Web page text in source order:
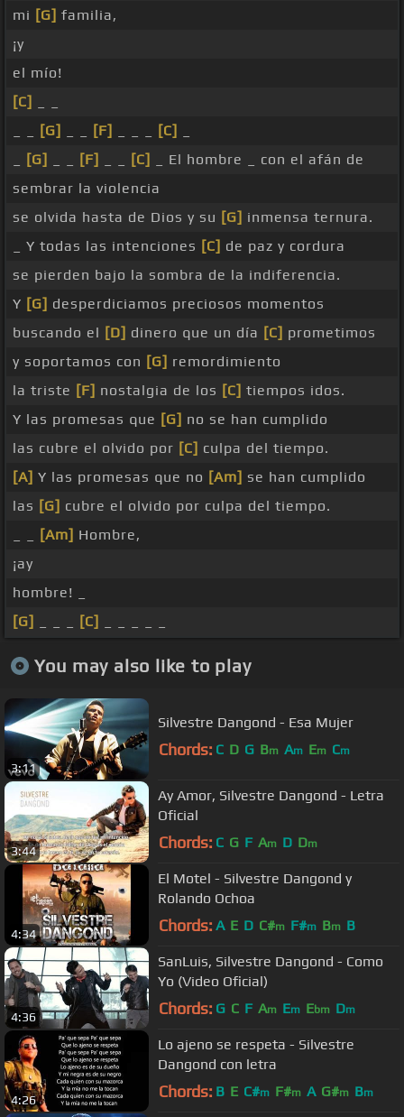
mi [G] familia,
¡y
el mío!
[C]
[G] [F] [C]
[G] [F] [C]
_ El hombre _ con el afán de
sembrar la violencia
se olvida hasta de Dios y su [G] inmensa ternura.
_ Y todas las intenciones [C] de paz y cordura
se pierden bajo la sombra de la indiferencia.
Y [G] desperdiciamos preciosos momentos
buscando el [D] dinero que un día [C] prometimos
y soportamos con [G] remordimiento
la triste [F] nostalgia de los [C] tiempos idos.
Y las promesas que [G] no se han cumplido
las cubre el olvido por [C] culpa del tiempo.
[A] Y las promesas que no [Am] se han cumplido
las [G] cubre el olvido por culpa del tiempo.
[Am] Hombre,
¡ay
hombre! _
[G]
[C]
You may also like to play
3:11
Silvestre Dangond - Esa Mujer
Chords: C D G Bm Am Em Cm
3:44
Ay Amor, Silvestre Dangond - Letra
Oficial
Chords: C G F Am D Dm
4:34
El Motel - Silvestre Dangond y
Rolando Ochoa
Chords: A E D C#m F#m Bm B
4:36
SanLuis, Silvestre Dangond - Como
Yo (Video Oficial)
Chords: G C F Am Em Ebm Dm
4:26
Lo ajeno se respeta - Silvestre
Dangond con letra
Chords: B E C#m F#m A G#m Bm